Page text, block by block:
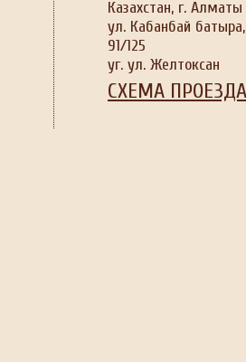
Казахстан, г. Алматы
ул. Кабанбай батыра,
91/125
уг. ул. Желтоксан
СХЕМА ПРОЕЗДА